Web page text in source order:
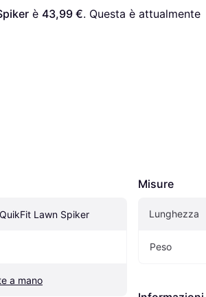
è 43,99 €. Questa è attualmente
Lawn Spiker
a mano
Misure
Lunghezza
Peso